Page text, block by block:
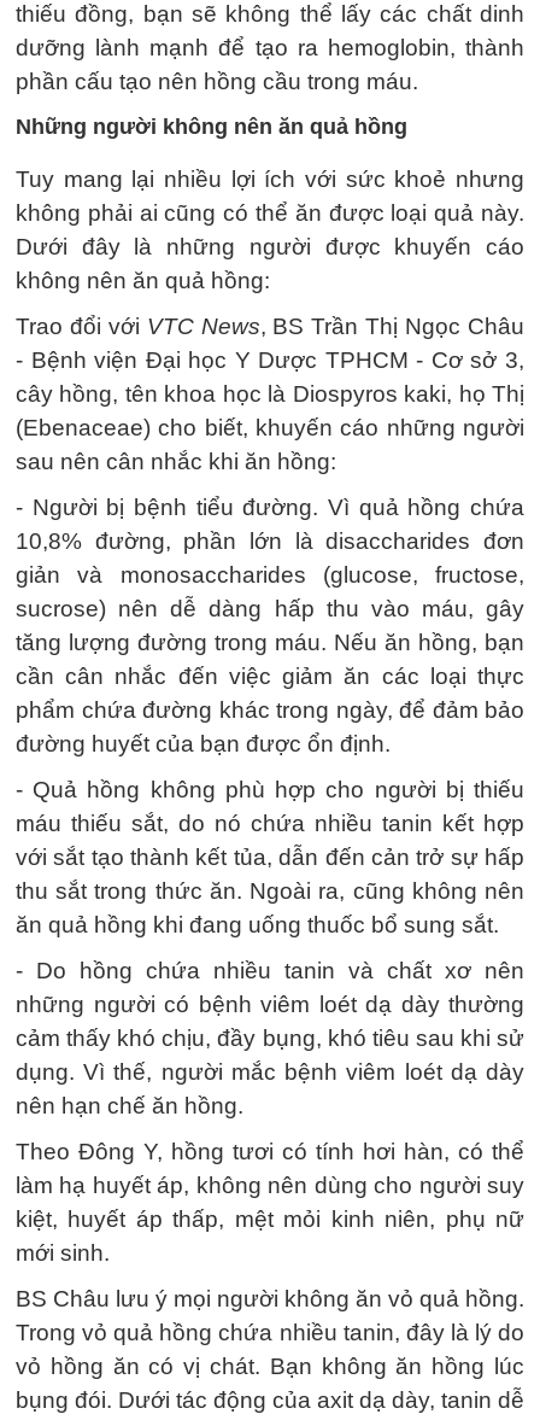
thiếu đồng, bạn sẽ không thể lấy các chất dinh
dưỡng lành mạnh để tạo ra hemoglobin, thành
phần cấu tạo nên hồng cầu trong máu.
Những người không nên ăn quả hồng
Tuy mang lại nhiều lợi ích với sức khoẻ nhưng
không phải ai cũng có thể ăn được loại quả này.
Dưới đây là những người được khuyến cáo
không nên ăn quả hồng:
Trao đổi với VTC News, BS Trần Thị Ngọc Châu
- Bệnh viện Đại học Y Dược TPHCM - Cơ sở 3,
cây hồng, tên khoa học là Diospyros kaki, họ Thị
(Ebenaceae) cho biết, khuyến cáo những người
sau nên cân nhắc khi ăn hồng:
- Người bị bệnh tiểu đường. Vì quả hồng chứa
10,8% đường, phần lớn là disaccharides đơn
giản và monosaccharides (glucose, fructose,
sucrose) nên dễ dàng hấp thu vào máu, gây
tăng lượng đường trong máu. Nếu ăn hồng, bạn
cần cân nhắc đến việc giảm ăn các loại thực
phẩm chứa đường khác trong ngày, để đảm bảo
đường huyết của bạn được ổn định.
- Quả hồng không phù hợp cho người bị thiếu
máu thiếu sắt, do nó chứa nhiều tanin kết hợp
với sắt tạo thành kết tủa, dẫn đến cản trở sự hấp
thu sắt trong thức ăn. Ngoài ra, cũng không nên
ăn quả hồng khi đang uống thuốc bổ sung sắt.
- Do hồng chứa nhiều tanin và chất xơ nên
những người có bệnh viêm loét dạ dày thường
cảm thấy khó chịu, đầy bụng, khó tiêu sau khi sử
dụng. Vì thế, người mắc bệnh viêm loét dạ dày
nên hạn chế ăn hồng.
Theo Đông Y, hồng tươi có tính hơi hàn, có thể
làm hạ huyết áp, không nên dùng cho người suy
kiệt, huyết áp thấp, mệt mỏi kinh niên, phụ nữ
mới sinh.
BS Châu lưu ý mọi người không ăn vỏ quả hồng.
Trong vỏ quả hồng chứa nhiều tanin, đây là lý do
vỏ hồng ăn có vị chát. Bạn không ăn hồng lúc
bụng đói. Dưới tác động của axit dạ dày, tanin dễ